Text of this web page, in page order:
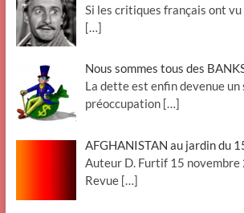
Si les critiques français ont vu
[…]
Nous sommes tous des
La dette est enfin devenue un
préoccupation […]
AFGHANISTAN au jardin du
Auteur D. Furtif 15
Revue […]